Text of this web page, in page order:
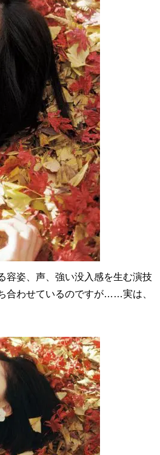
姿、声、強い没入感を生む演技
合わせているのですが……実は、